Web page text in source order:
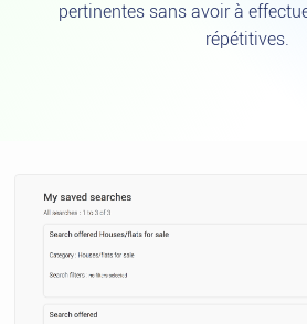
pertinentes sans avoir à
répétitives.